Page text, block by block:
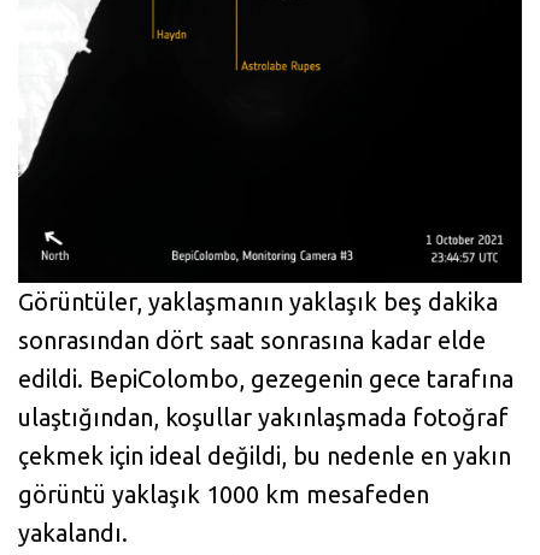
Görüntüler, yaklaşmanın yaklaşık beş dakika
sonrasından dört saat sonrasına kadar elde
edildi. BepiColombo, gezegenin gece tarafına
ulaştığından, koşullar yakınlaşmada fotoğraf
çekmek için ideal değildi, bu nedenle en yakın
görüntü yaklaşık 1000 km mesafeden
yakalandı.